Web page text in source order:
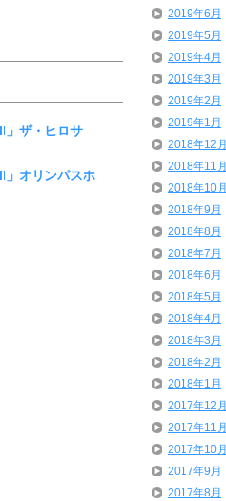
」ザ・ヒロサ
オリンパスホ
2019年6月
2019年5月
2019年4月
2019年3月
2019年2月
2019年1月
2018年12月
2018年11月
2018年10月
2018年9月
2018年8月
2018年7月
2018年6月
2018年5月
2018年4月
2018年3月
2018年2月
2018年1月
2017年12月
2017年11月
2017年10月
2017年9月
2017年8月